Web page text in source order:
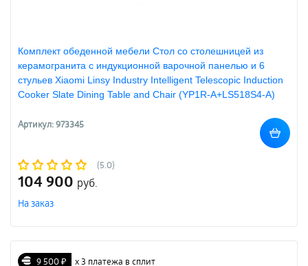
Комплект обеденной мебели Стол со столешницей из
керамогранита с индукционной варочной панелью и 6
стульев Xiaomi Linsy Industry Intelligent Telescopic Induction
Cooker Slate Dining Table and Chair (YP1R-A+LS518S4-A)
Артикул: 973345
(5.0)
104 900 руб.
На заказ
9 500 ₽ х 3 платежа в сплит